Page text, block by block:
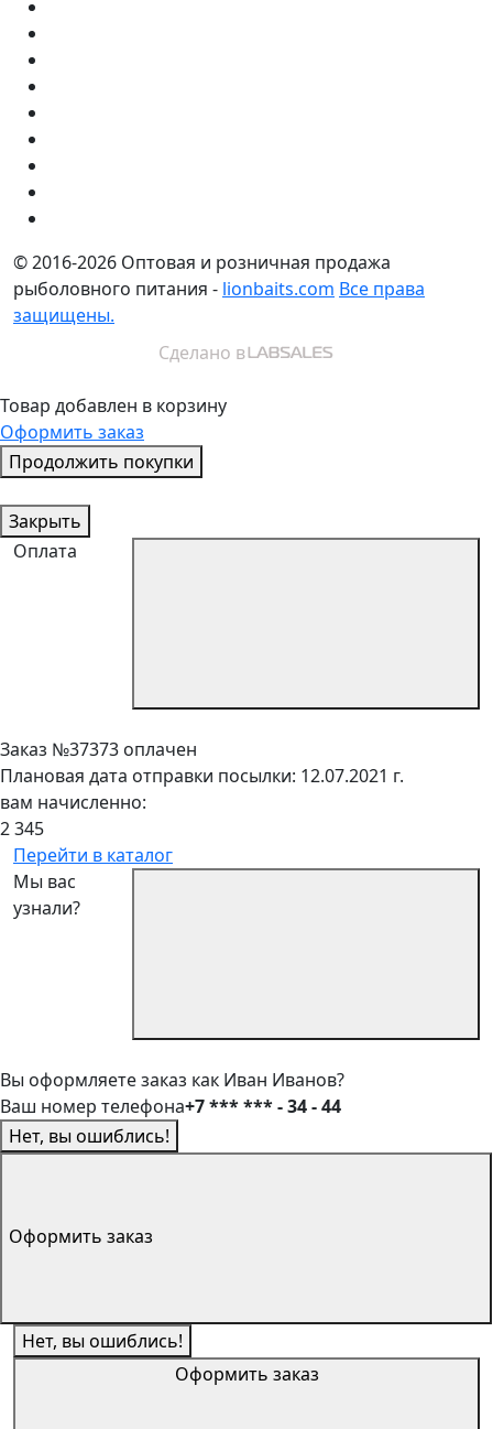
© 2016-2026 Оптовая и розничная продажа
рыболовного питания - lionbaits.com Все права
защищены.
Сделано в
Товар добавлен в корзину
Оформить заказ
Продолжить покупки
Закрыть
Оплата
Заказ №37373 оплачен
Плановая дата отправки посылки: 12.07.2021 г.
вам начисленно:
2 345
Перейти в каталог
Мы вас
узнали?
Вы оформляете заказ как Иван Иванов?
Ваш номер телефона+7 *** *** - 34 - 44
Нет, вы ошиблись!
Оформить заказ
Нет, вы ошиблись!
Оформить заказ